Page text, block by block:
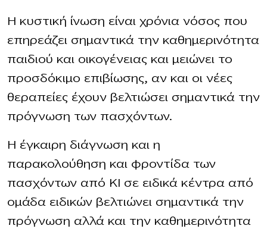
Η κυστική ίνωση είναι χρόνια νόσος που
επηρεάζει σημαντικά την καθημερινότητα
παιδιού και οικογένειας και μειώνει το
προσδόκιμο επιβίωσης, αν και οι νέες
θεραπείες έχουν βελτιώσει σημαντικά την
πρόγνωση των πασχόντων.
Η έγκαιρη διάγνωση και η
παρακολούθηση και φροντίδα των
πασχόντων από ΚΙ σε ειδικά κέντρα από
ομάδα ειδικών βελτιώνει σημαντικά την
πρόγνωση αλλά και την καθημερινότητα